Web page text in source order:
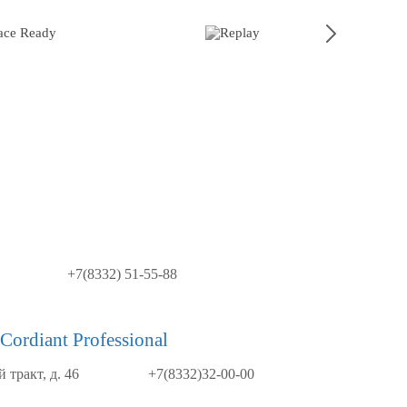
+7(8332) 51-55-88
Professional
тракт, д. 46 +7(8332)32-00-00